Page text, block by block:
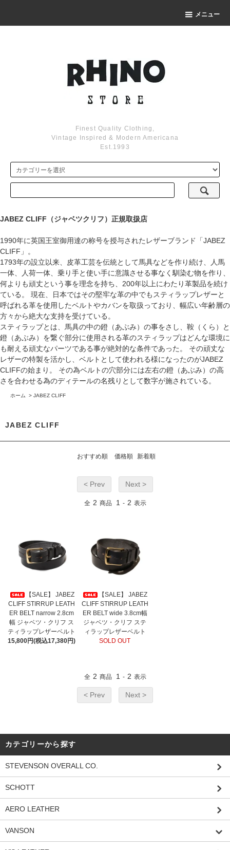
メニュー
Finest Quality Clothing,
Vintage Inspired & Modern Americana
Est.1993
JABEZ CLIFF（ジャベツクリフ）正規取扱店
1990年に英国王室御用達の称号を授与されたレザーブランド「JABEZ
CLIFF」。
1793年の設立以来、皮革工芸を伝統として馬具などを作り続け、人馬
一体、人荷一体、乗り手と使い手に意識させる事なく馴染む物を作り、
何よりも頑丈という事を理念を持ち、200年以上にわたり革製品を続け
ている。 現在、日本ではその堅牢な革の中でもスティラップレザーと
呼ばれる革を使用したベルトやカバンを取扱っており、幅広い年齢層の
方々から絶大な支持を受けている。
スティラップとは、馬具の中の鐙（あぶみ）の事をさし、鞍（くら）と
鐙（あぶみ）を繋ぐ部分に使用される革のスティラップはどんな環境に
も耐える頑丈なパーツである事が絶対的な条件であった。 その頑丈な
レザーの特製を活かし、ベルトとして使われる様になったのがJABEZ
CLIFFの始まり。 その為ベルトの穴部分には左右の鐙（あぶみ）の高
さを合わせる為のディテールの名残りとして数字が施されている。
ホーム > JABEZ CLIFF
JABEZ CLIFF
おすすめ順 価格順 新着順
< Prev Next >
全 2 商品 1 - 2 表示
【SALE】 JABEZ
CLIFF STIRRUP LEATH
ER BELT narrow 2.8cm
幅 ジャベツ・クリフ ス
ティラップレザーベルト
15,800円(税込17,380円)
【SALE】 JABEZ
CLIFF STIRRUP LEATH
ER BELT wide 3.8cm幅
ジャベツ・クリフ ステ
ィラップレザーベルト
SOLD OUT
全 2 商品 1 - 2 表示
< Prev Next >
カテゴリーから探す
STEVENSON OVERALL CO.
SCHOTT
AERO LEATHER
VANSON